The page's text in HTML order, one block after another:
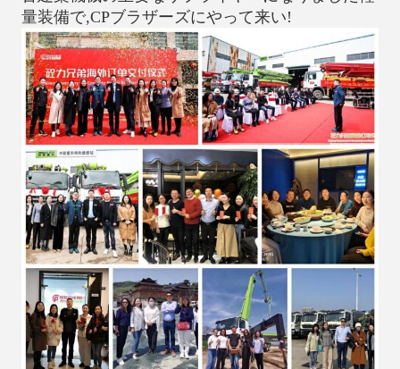
量装備で,CPブラザーズにやって来い!